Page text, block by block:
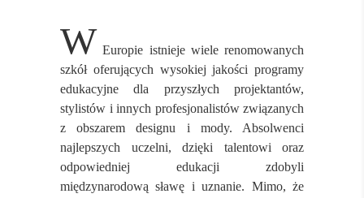
W Europie istnieje wiele renomowanych
szkół oferujących wysokiej jakości programy
edukacyjne dla przyszłych projektantów,
stylistów i innych profesjonalistów związanych
z obszarem designu i mody. Absolwenci
najlepszych uczelni, dzięki talentowi oraz
odpowiedniej edukacji zdobyli
międzynarodową sławę i uznanie. Mimo, że